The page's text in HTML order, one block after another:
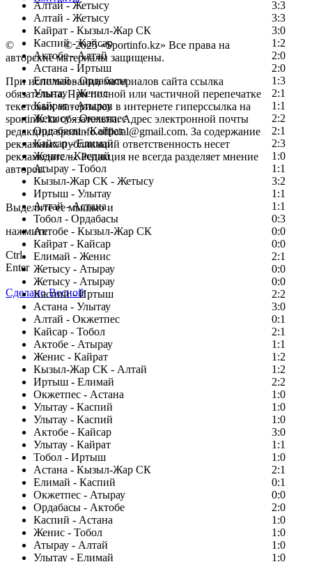
Алтай - Жетысу
3:3
Алтай - Жетысу
3:3
Кайрат - Кызыл-Жар СК
3:0
Каспий - Кайсар
1:2
Актобе - Алтай
2:0
Астана - Иртыш
2:0
Елимай - Ордабасы
1:3
Улытау - Женис
2:1
Кайрат - Атырау
1:1
Жетысу - Окжетпес
2:2
Ордабасы - Кайрат
2:1
Кайсар - Елимай
2:3
Женис - Каспий
1:0
Атырау - Тобол
1:1
Кызыл-Жар СК - Жетысу
3:2
Иртыш - Улытау
1:1
Алтай - Астана
1:1
Тобол - Ордабасы
0:3
Актобе - Кызыл-Жар СК
0:0
Кайрат - Кайсар
0:0
Елимай - Женис
2:1
Жетысу - Атырау
0:0
Жетысу - Атырау
0:0
Каспий - Иртыш
2:2
Астана - Улытау
3:0
Алтай - Окжетпес
0:1
Кайсар - Тобол
2:1
Актобе - Атырау
1:1
Женис - Кайрат
1:2
Кызыл-Жар СК - Алтай
1:2
Иртыш - Елимай
2:2
Окжетпес - Астана
1:0
Улытау - Каспий
1:0
Улытау - Каспий
1:0
Актобе - Кайсар
3:0
Улытау - Кайрат
1:1
Тобол - Иртыш
1:0
Астана - Кызыл-Жар СК
2:1
Елимай - Каспий
0:1
Окжетпес - Атырау
0:0
Ордабасы - Актобе
2:0
Каспий - Астана
1:0
Женис - Тобол
1:0
Атырау - Алтай
1:0
Улытау - Елимай
1:0
© Copyright© 2025 «Sportinfo.kz» Все права на
авторские материалы защищены.
При использовании материалов сайта ссылка
обязательна. При полной или частичной перепечатке
текстовых материалов в интернете гиперссылка на
sportinfo.kz обязательна. Адрес электронной почты
редакции: sportinfo.official@gmail.com. За содержание
рекламных публикаций ответственность несет
рекламодатель. Редакция не всегда разделяет мнение
авторов.
Заметили ошибку в тексте?
Выделите ее мышью и
нажмите
Ctrl
Enter
Сделано Весной